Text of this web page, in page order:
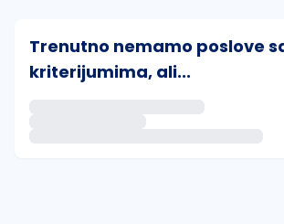
Trenutno nemamo poslove
kriterijumima, ali...